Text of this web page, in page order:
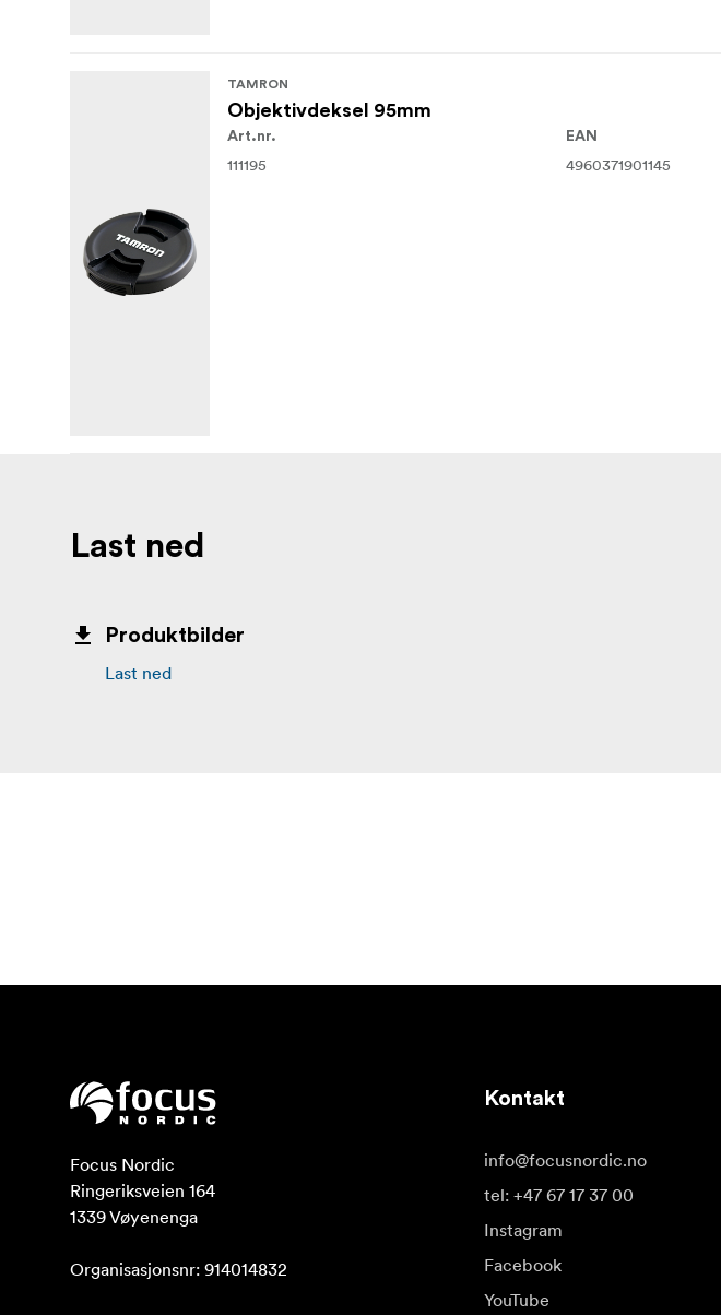
TAMRON
Objektivdeksel 95mm
Art.nr.
111195
EAN
4960371901145
Last ned
Produktbilder
Last ned
Focus Nordic
Ringeriksveien 164
1339 Vøyenenga
Organisasjonsnr: 914014832
Kontakt
info@focusnordic.no
tel: +47 67 17 37 00
Instagram
Facebook
YouTube